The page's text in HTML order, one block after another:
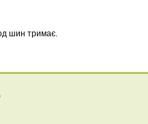
шин тримає.